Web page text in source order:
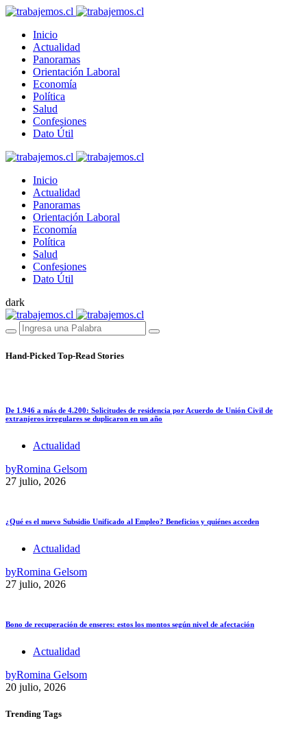
Inicio
Actualidad
Panoramas
Orientación Laboral
Economía
Política
Salud
Confesiones
Dato Útil
Inicio
Actualidad
Panoramas
Orientación Laboral
Economía
Política
Salud
Confesiones
Dato Útil
dark
Hand-Picked Top-Read Stories
De 1.946 a más de 4.200: Solicitudes de residencia por Acuerdo de Unión Civil de
extranjeros irregulares se duplicaron en un año
Actualidad
byRomina Gelsom
27 julio, 2026
¿Qué es el nuevo Subsidio Unificado al Empleo? Beneficios y quiénes acceden
Actualidad
byRomina Gelsom
27 julio, 2026
Bono de recuperación de enseres: estos los montos según nivel de afectación
Actualidad
byRomina Gelsom
20 julio, 2026
Trending Tags